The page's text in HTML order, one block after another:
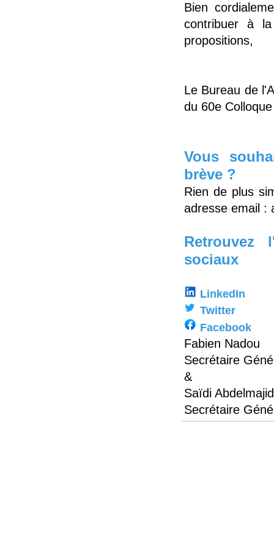
Bien
contribuer à
propositions,
Le Bureau de
du 60e
Vous
brève ?
Rien de plus
adresse email :
Retrouvez
sociaux
LinkedIn
Twitter
Facebook
Fabien Nadou
Secrétaire
&
Saïdi Abdelmajid
Secrétaire